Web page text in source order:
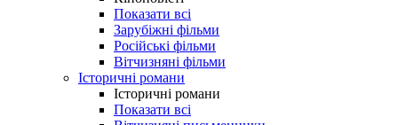
Показати всі
Зарубіжні фільми
Російські фільми
Вітчизняні фільми
Історичні романи
Історичні романи
Показати всі